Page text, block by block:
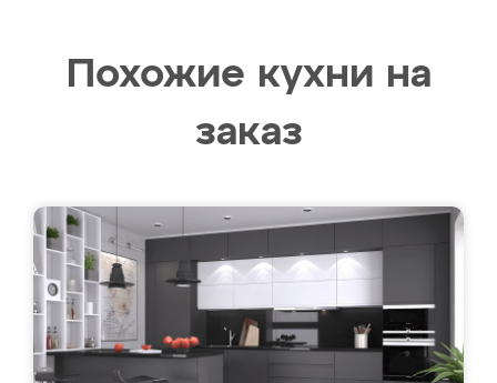
Похожие кухни на
заказ